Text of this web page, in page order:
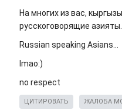
На многих из вас,
русскоговорящие
Russian speaking Asians...
lmao:)
no respect
ЦИТИРОВАТЬ ЖАЛОБА